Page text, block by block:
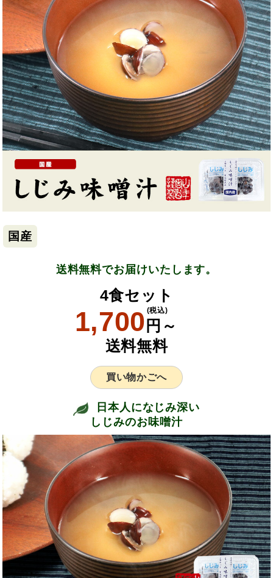
国産
送料無料でお届けいたします。
4食セット
1,700 円～
(税込)
送料無料
買い物かごへ
日本人になじみ深い
しじみのお味噌汁